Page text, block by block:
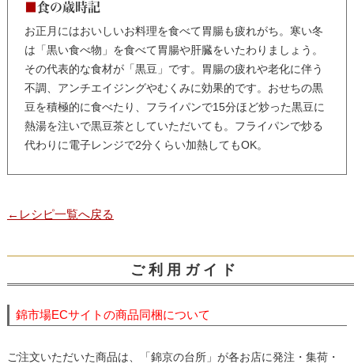
食の歳時記
お正月にはおいしいお料理を食べて胃腸も疲れがち。寒い冬
は「黒い食べ物」を食べて胃腸や肝臓をいたわりましょう。
その代表的な食材が「黒豆」です。胃腸の疲れや老化に伴う
不調、アンチエイジングやむくみに効果的です。おせちの黒
豆を積極的に食べたり、フライパンで15分ほど炒った黒豆に
熱湯を注いで黒豆茶としていただいても。フライパンで炒る
代わりに電子レンジで2分くらい加熱してもOK。
←レシピ一覧へ戻る
ご 利 用 ガ イ ド
錦市場ECサイトの商品同梱について
ご注文いただいた商品は、「錦京の台所」が各お店に発注・集荷・